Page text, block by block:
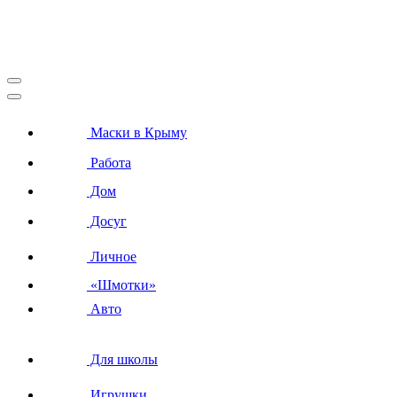
Маски в Крыму
Работа
Дом
Досуг
Личное
«Шмотки»
Авто
Для школы